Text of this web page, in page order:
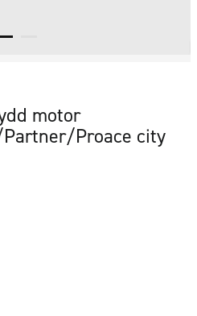
motor
Proace city